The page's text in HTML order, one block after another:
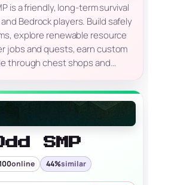
is a friendly, long-term survival
Bedrock players. Build safely
explore renewable resource
jobs and quests, earn custom
through chest shops and…
SMP
online 44%similar